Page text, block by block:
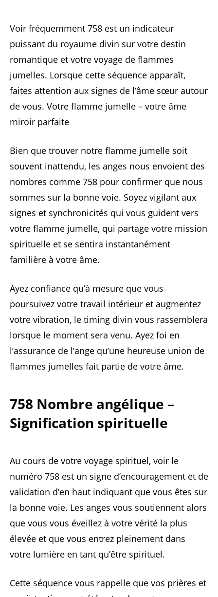
Voir fréquemment 758 est un indicateur
puissant du royaume divin sur votre destin
romantique et votre voyage de flammes
jumelles. Lorsque cette séquence apparaît,
faites attention aux signes de l’âme sœur autour
de vous. Votre flamme jumelle – votre âme
miroir parfaite
Bien que trouver notre flamme jumelle soit
souvent inattendu, les anges nous envoient des
nombres comme 758 pour confirmer que nous
sommes sur la bonne voie. Soyez vigilant aux
signes et synchronicités qui vous guident vers
votre flamme jumelle, qui partage votre mission
spirituelle et se sentira instantanément
familière à votre âme.
Ayez confiance qu’à mesure que vous
poursuivez votre travail intérieur et augmentez
votre vibration, le timing divin vous rassemblera
lorsque le moment sera venu. Ayez foi en
l’assurance de l’ange qu’une heureuse union de
flammes jumelles fait partie de votre âme.
758 Nombre angélique –
Signification spirituelle
Au cours de votre voyage spirituel, voir le
numéro 758 est un signe d’encouragement et de
validation d’en haut indiquant que vous êtes sur
la bonne voie. Les anges vous soutiennent alors
que vous vous éveillez à votre vérité la plus
élevée et que vous entrez pleinement dans
votre lumière en tant qu’être spirituel.
Cette séquence vous rappelle que vos prières et